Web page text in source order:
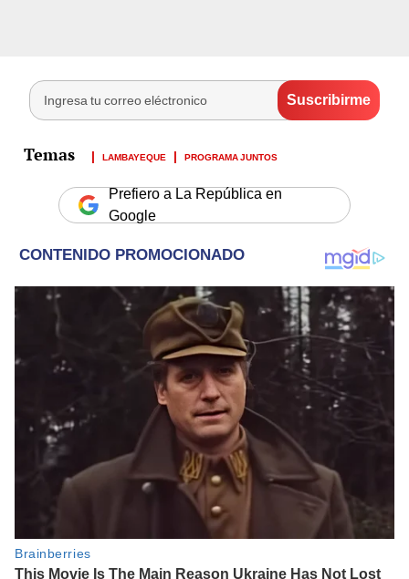
LAMBAYEQUE PROGRAMA JUNTOS
Prefiero a La República en
Google